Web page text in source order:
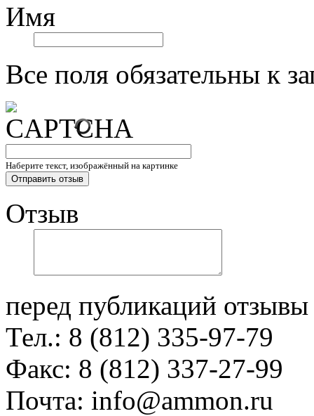
Имя
Все поля обязательны к
Наберите текст, изображённый на картинке
Отзыв
перед публикаций
Тел.: 8 (812) 335-97-79
Факс: 8 (812) 337-27-99
Почта: info@ammon.ru